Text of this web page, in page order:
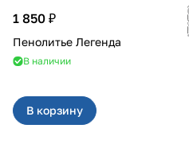
1 850 ₽
Пенолитье Легенда
В наличии
В корзину